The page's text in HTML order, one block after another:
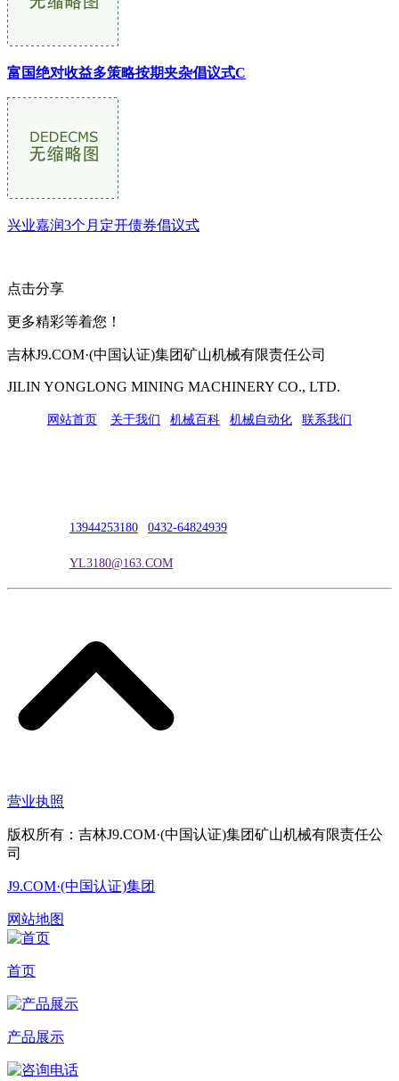
富国绝对收益多策略按期夹杂倡议式C
兴业嘉润3个月定开债券倡议式
点击分享
更多精彩等着您！
吉林J9.COM·(中国认证)集团矿山机械有限责任公司
JILIN YONGLONG MINING MACHINERY CO., LTD.
网站首页 关于我们 机械百科 机械自动化 联系我们
13944253180 0432-64824939
YL3180@163.COM
营业执照
版权所有：吉林J9.COM·(中国认证)集团矿山机械有限责任公
司
J9.COM·(中国认证)集团
网站地图
首页
产品展示